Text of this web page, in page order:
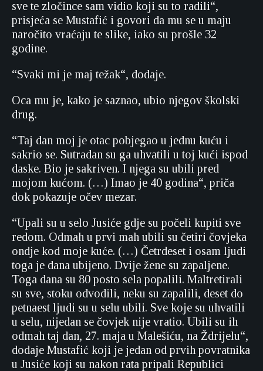
sve te zločince sam vidio koji su to radili“,
prisjeća se Mustafić i govori da mu se u maju
naročito vraćaju te slike, iako su prošle 32
godine.
“Svaki mi je maj težak“, dodaje.
Oca mu je, kako je saznao, ubio njegov školski
drug.
“Taj dan moj je otac pobjegao u jednu kuću i
sakrio se. Sutradan su ga uhvatili u toj kući ispod
daske. Bio je sakriven. I njega su ubili pred
mojom kućom. (…) Imao je 40 godina“, priča
dok pokazuje očev mezar.
“Upali su u selo Jusiće gdje su počeli kupiti sve
redom. Odmah u prvi mah ubili su četiri čovjeka
ondje kod moje kuće. (…) Četrdeset i osam ljudi
toga je dana ubijeno. Dvije žene su zapaljene.
Toga dana su 80 posto sela popalili. Maltretirali
su sve, stoku odvodili, neku su zapalili, deset do
petnaest ljudi su u selu ubili. Sve koje su uhvatili
u selu, nijedan se čovjek nije vratio. Ubili su ih
odmah taj dan, 27. maja u Malešiću, na Ždrijelu“,
dodaje Mustafić koji je jedan od prvih povratnika
u Jusiće koji su nakon rata pripali Republici